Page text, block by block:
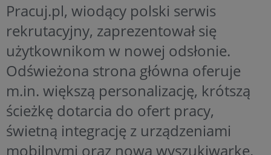
Pracuj.pl, wiodący polski serwis
rekrutacyjny, zaprezentował się
użytkownikom w nowej odsłonie.
Odświeżona strona główna oferuje
m.in. większą personalizację, krótszą
ścieżkę dotarcia do ofert pracy,
świetną integrację z urządzeniami
mobilnymi oraz nową wyszukiwarkę.